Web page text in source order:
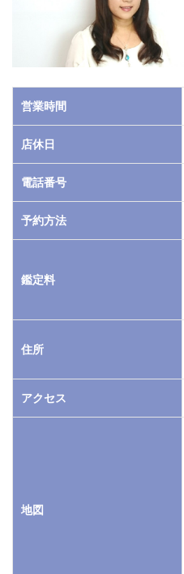
営業時間
店休日
電話番号
予約方法
鑑定料
住所
アクセス
地図